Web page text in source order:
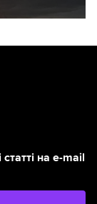
на e-mail